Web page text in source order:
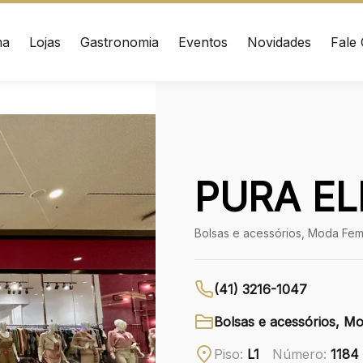
Lojas Gastronomia Eventos Novidades Fale
Adenauer, 370
– Curitiba/PR CEP:
Chamar Uber
WhatsApp
PURA
Bolsas e acessórios, Moda
(41) 3216-1047
Bolsas e acessórios,
Piso: L1 Número: 1184